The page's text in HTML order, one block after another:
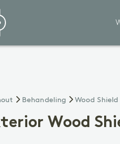
Behandeling Wood Shield
Wood